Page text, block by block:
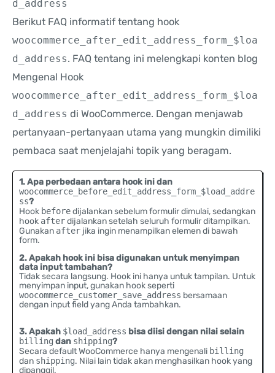
d_address
Berikut FAQ informatif tentang hook
woocommerce_after_edit_address_form_$loa
d_address. FAQ tentang ini melengkapi konten blog
Mengenal Hook
woocommerce_after_edit_address_form_$loa
d_address di WooCommerce. Dengan menjawab
pertanyaan-pertanyaan utama yang mungkin dimiliki
pembaca saat menjelajahi topik yang beragam.
1. Apa perbedaan antara hook ini dan
woocommerce_before_edit_address_form_$load_addre
ss?
Hook beforedijalankan sebelum formulir dimulai, sedangkan
hook afterdijalankan setelah seluruh formulir ditampilkan.
Gunakan after jika ingin menampilkan elemen di bawah
form.
2. Apakah hook ini bisa digunakan untuk menyimpan
data input tambahan?
Tidak secara langsung. Hook ini hanya untuk tampilan. Untuk
menyimpan input, gunakan hook seperti
woocommerce_customer_save_address bersamaan
dengan input field yang Anda tambahkan.
3. Apakah $load_address bisa diisi dengan nilai selain
billing dan shipping?
Secara default WooCommerce hanya mengenali billing
dan shipping. Nilai lain tidak akan menghasilkan hook yang
dipanggil.